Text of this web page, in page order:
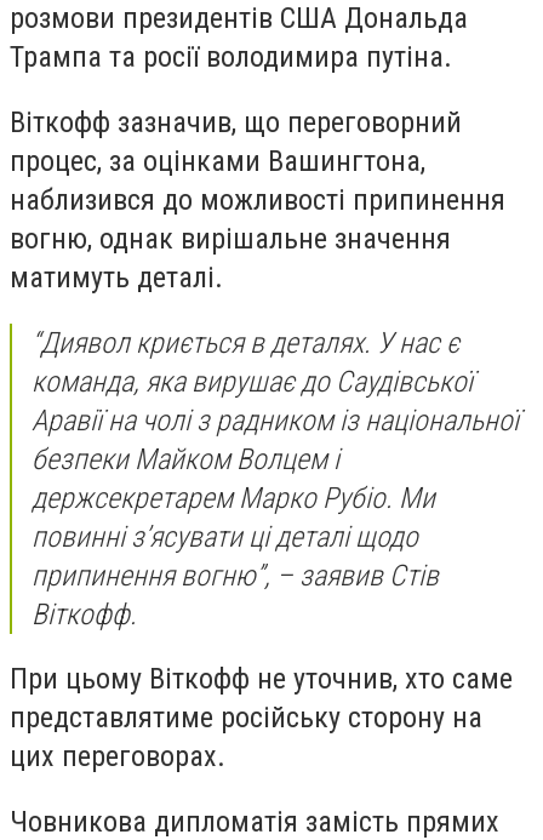
розмови президентів США Дональда
Трампа та росії володимира путіна.
Віткофф зазначив, що переговорний
процес, за оцінками Вашингтона,
наблизився до можливості припинення
вогню, однак вирішальне значення
матимуть деталі.
“Диявол криється в деталях. У нас є
команда, яка вирушає до Саудівської
Аравії на чолі з радником із національної
безпеки Майком Волцем і
держсекретарем Марко Рубіо. Ми
повинні з’ясувати ці деталі щодо
припинення вогню”, – заявив Стів
Віткофф.
При цьому Віткофф не уточнив, хто саме
представлятиме російську сторону на
цих переговорах.
Човникова дипломатія замість прямих